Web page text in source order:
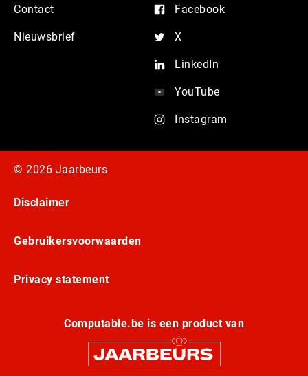
Contact
Nieuwsbrief
Facebook
X
LinkedIn
YouTube
Instagram
© 2026 Jaarbeurs
Disclaimer
Gebruikersvoorwaarden
Privacy statement
Computable.be is een product van